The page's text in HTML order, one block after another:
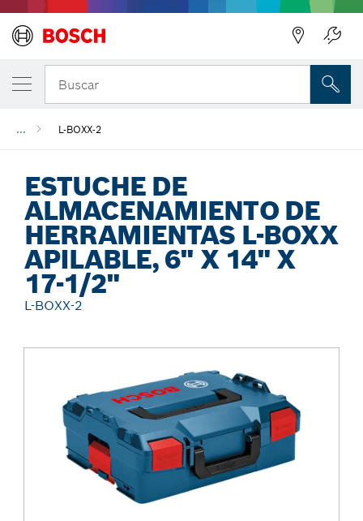
Buscar
... L-BOXX-2
ESTUCHE DE
ALMACENAMIENTO DE
HERRAMIENTAS L-BOXX
APILABLE, 6" X 14" X
17-1/2"
L-BOXX-2